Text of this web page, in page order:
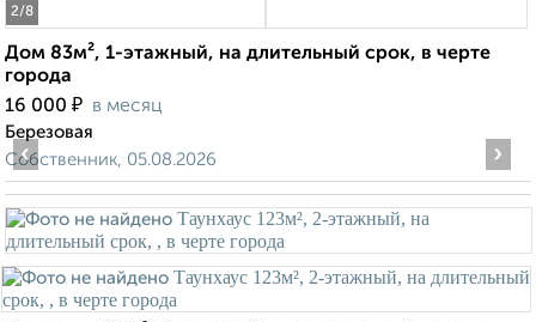
2/8
Дом 83м², 1-этажный, на длительный срок, в черте
города
16 000 ₽ в месяц
Березовая
Собственник, 05.08.2026
‹ ›